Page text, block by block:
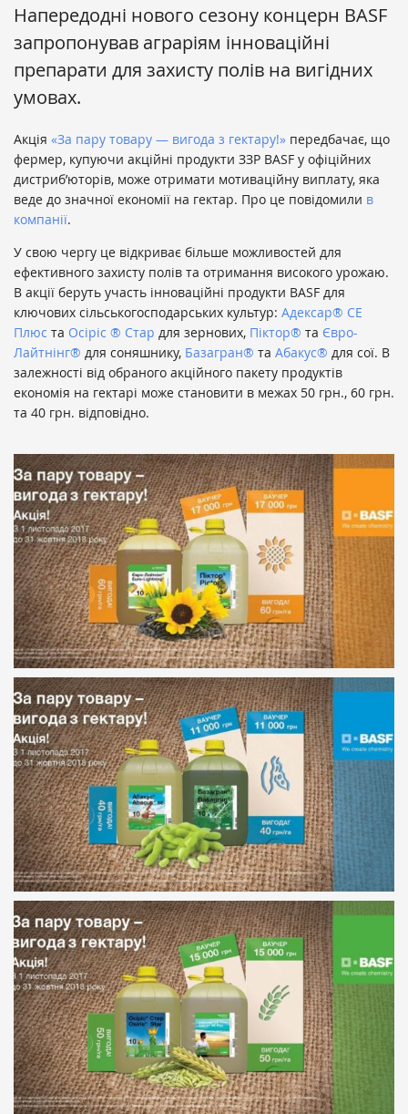
Напередодні нового сезону концерн BASF
запропонував аграріям інноваційні
препарати для захисту полів на вигідних
умовах.
Акція «За пару товару — вигода з гектару!» передбачає, що
фермер, купуючи акційні продукти ЗЗР BASF у офіційних
дистриб’юторів, може отримати мотиваційну виплату, яка
веде до значної економії на гектар. Про це повідомили в
компанії.
У свою чергу це відкриває більше можливостей для
ефективного захисту полів та отримання високого урожаю.
В акції беруть участь інноваційні продукти BASF для
ключових сільськогосподарських культур: Адексар® СЕ
Плюс та Осіріс ® Стар для зернових, Піктор® та Євро-
Лайтнінг® для соняшнику, Базагран® та Абакус® для сої. В
залежності від обраного акційного пакету продуктів
економія на гектарі може становити в межах 50 грн., 60 грн.
та 40 грн. відповідно.